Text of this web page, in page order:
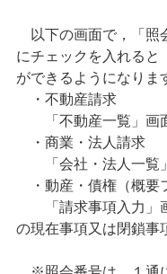
以下の画面で，「照
にチェックを入れると
ができるようになりま
・不動産請求
「不動産一覧」画
・商業・法人請求
「会社・法人一覧
・動産・債権（概要
「請求事項入力」画
の現在事項又は閉鎖事